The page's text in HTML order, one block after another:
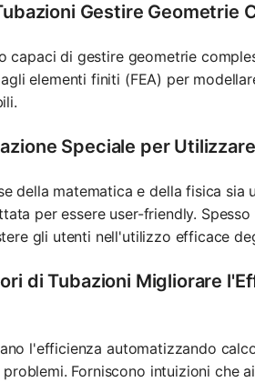
Gestire Geometrie
capaci di gestire geometrie
elementi finiti (FEA) per
Speciale per
della matematica e della fisica
per essere user-friendly.
gli utenti nell'utilizzo efficace
di Tubazioni Migliorare
l'efficienza automatizzando
Forniscono intuizioni che